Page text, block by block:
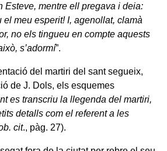
Esteve, mentre ell pregava i deia:
el meu esperit! I, agenollat, clamà
no els tingueu en compte aquests
s’adormí”.
del martiri del sant segueix,
de J. Dols, els esquemes
es transcriu la llegenda del martiri,
detalls com el referent a les
cit., pàg. 27).